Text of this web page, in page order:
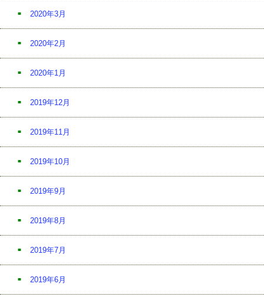
2020年3月
2020年2月
2020年1月
2019年12月
2019年11月
2019年10月
2019年9月
2019年8月
2019年7月
2019年6月